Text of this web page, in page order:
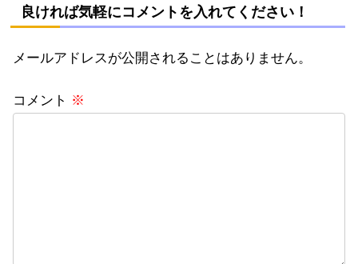
良ければ気軽にコメントを入れてください！
メールアドレスが公開されることはありません。
コメント ※